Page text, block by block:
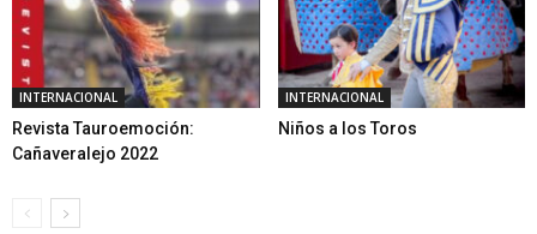
INTERNACIONAL
Revista Tauroemoción:
Cañaveralejo 2022
INTERNACIONAL
Niños a los Toros